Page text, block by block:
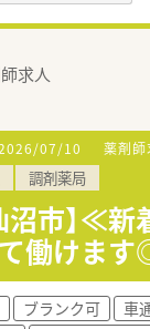
求人
07/10 薬剤師
調剤薬局
沼市】≪
働けます
ブランク可 車